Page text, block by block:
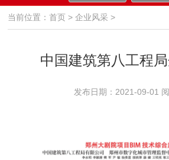
当前位置：首页 >企业风采 >
中国建筑第八工程
发布日期：2021-09-01 阅